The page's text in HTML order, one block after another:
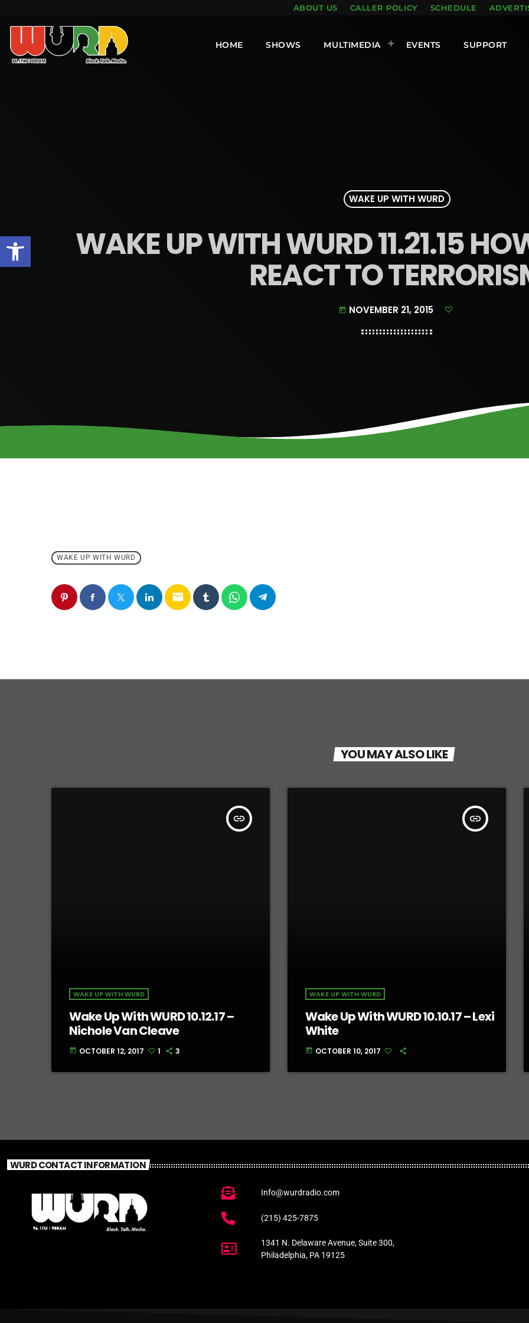
Open toolbar
ABOUT US CALLER POLICY SCHEDULE
HOME SHOWS MULTIMEDIA EVENTS SUPPORT
WAKE UP WITH WURD
WAKE UP WITH WURD 11.21.15
REACT TO
today NOVEMBER 21, 2015
WAKE UP WITH WURD
email
YOU MAY ALSO LIKE
insert_link
WAKE UP WITH WURD
Wake Up With WURD 10.12.17 –
Nichole Van Cleave
today OCTOBER 12, 2017 1 3
insert_link
WAKE UP WITH WURD
Wake Up With WURD 10.10.17 – Lexi
White
today OCTOBER 10, 2017
WURD CONTACT INFORMATION
Info@wurdradio.com
(215) 425-7875
1341 N. Delaware Avenue, Suite 300,
Philadelphia, PA 19125